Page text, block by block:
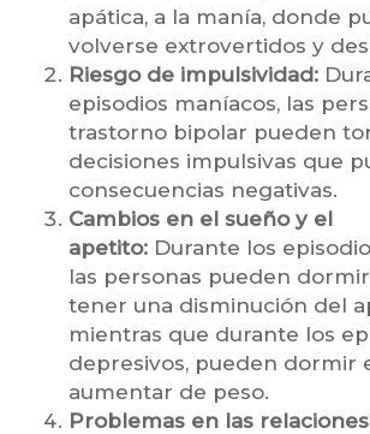
apática, a la manía, donde
volverse extrovertidos y
Riesgo de impulsividad:
episodios maníacos, las
trastorno bipolar pueden
decisiones impulsivas que
consecuencias negativas.
Cambios en el sueño y el
apetito:Durante los
las personas pueden
tener una disminución del
mientras que durante los
depresivos, pueden dormir
aumentar de peso.
Problemas en las